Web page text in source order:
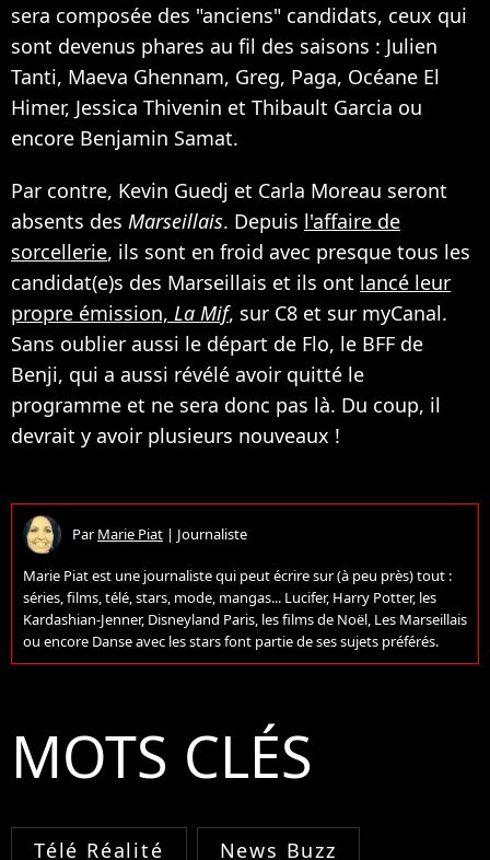
sera composée des "anciens" candidats, ceux qui
sont devenus phares au fil des saisons : Julien
Tanti, Maeva Ghennam, Greg, Paga, Océane El
Himer, Jessica Thivenin et Thibault Garcia ou
encore Benjamin Samat.
Par contre, Kevin Guedj et Carla Moreau seront
absents des Marseillais. Depuis l'affaire de
sorcellerie, ils sont en froid avec presque tous les
candidat(e)s des Marseillais et ils ont lancé leur
propre émission, La Mif, sur C8 et sur myCanal.
Sans oublier aussi le départ de Flo, le BFF de
Benji, qui a aussi révélé avoir quitté le
programme et ne sera donc pas là. Du coup, il
devrait y avoir plusieurs nouveaux !
ParMarie Piat | Journaliste
Marie Piat est une journaliste qui peut écrire sur (à peu près) tout :
séries, films, télé, stars, mode, mangas... Lucifer, Harry Potter, les
Kardashian-Jenner, Disneyland Paris, les films de Noël, Les Marseillais
ou encore Danse avec les stars font partie de ses sujets préférés.
MOTS CLÉS
Télé Réalité News Buzz